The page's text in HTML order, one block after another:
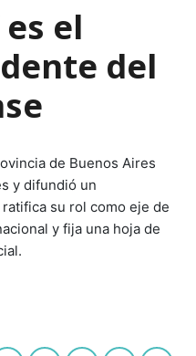
el
del
de Buenos Aires
y difundió un
su rol como eje de
y fija una hoja de